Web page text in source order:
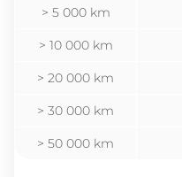
> 5 000 km
> 10 000 km
> 20 000 km
> 30 000 km
> 50 000 km